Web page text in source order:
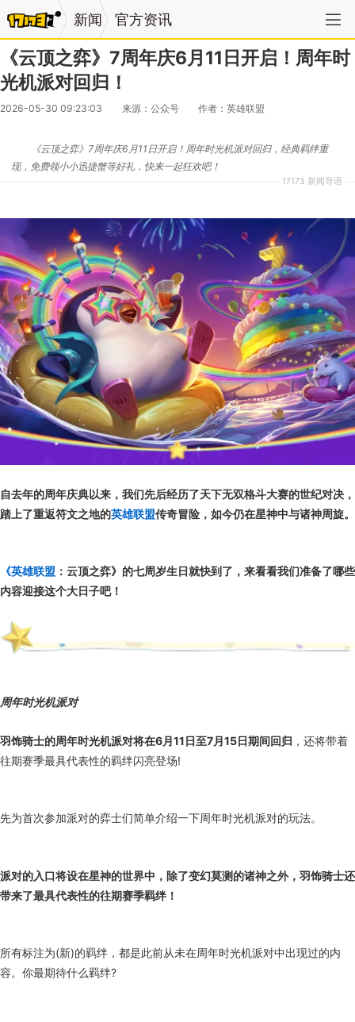
新闻 官方资讯
《云顶之弈》7周年庆6月11日开启！周年时
光机派对回归！
2026-05-30 09:23:03 来源：公众号 作者：英雄联盟
17173 新闻导语
《云顶之弈》7周年庆6月11日开启！周年时光机派对回归，经典羁绊重
现，免费领小小迅捷蟹等好礼，快来一起狂欢吧！
自去年的周年庆典以来，我们先后经历了天下无双格斗大赛的世纪对决，
踏上了重返符文之地的英雄联盟传奇冒险，如今仍在星神中与诸神周旋。
《英雄联盟 ：云顶之弈》的七周岁生日就快到了，来看看我们准备了哪些
内容迎接这个大日子吧！
周年时光机派对
羽饰骑士的周年时光机派对将在6月11日至7月15日期间回归 ，还将带着
往期赛季最具代表性的羁绊闪亮登场!
先为首次参加派对的弈士们简单介绍一下周年时光机派对的玩法。
派对的入口将设在星神的世界中，除了变幻莫测的诸神之外，羽饰骑士还
带来了最具代表性的往期赛季羁绊！
所有标注为(新)的羁绊，都是此前从未在周年时光机派对中出现过的内
容。你最期待什么羁绊?